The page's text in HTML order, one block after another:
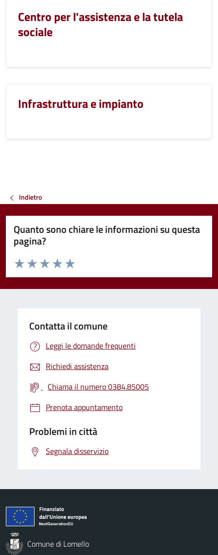
Centro per l'assistenza e la tutela
sociale
Infrastruttura e impianto
Indietro
Quanto sono chiare le informazioni su questa
pagina?
Valuta da 1 a 5 stelle la pagina
Valuta 5 stelle su 5
Valuta 4 stelle su 5
Valuta 3 stelle su 5
Valuta 2 stelle su 5
Valuta 1 stelle su 5
Contatta il comune
Leggi le domande frequenti
Richiedi assistenza
Chiama il numero 0384.85005
Prenota appuntamento
Problemi in città
Segnala disservizio
Comune di Lomello